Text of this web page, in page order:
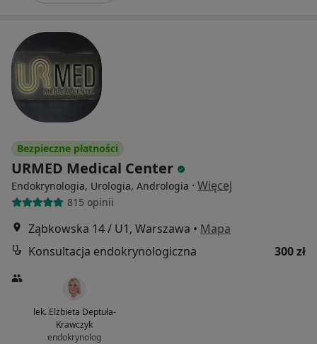
Bezpieczne płatności
URMED Medical Center
Endokrynologia, Urologia, Andrologia · Więcej
815 opinii
Ząbkowska 14 / U1, Warszawa • Mapa
Konsultacja endokrynologiczna
300 zł
lek. Elżbieta Deptuła-
Krawczyk
endokrynolog